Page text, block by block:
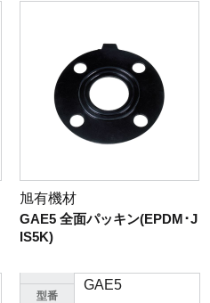
旭有機材
GAE5 全面パッキン(EPDM･J
IS5K)
型番
GAE5